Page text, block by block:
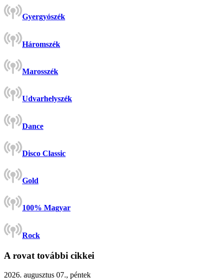
Gyergyószék
Háromszék
Marosszék
Udvarhelyszék
Dance
Disco Classic
Gold
100% Magyar
Rock
A rovat további cikkei
2026. augusztus 07., péntek